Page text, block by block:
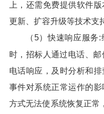
上，还需免费提供软件
更新、扩容升级等技术支
（5）快速响应服
时，招标人通过电话、
电话响应，及时分析和
事件对系统正常运作的
方式无法使系统恢复正常